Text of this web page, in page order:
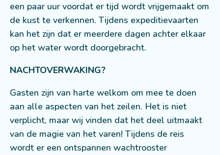
een paar uur voordat er tijd wordt vrijgemaakt om
de kust te verkennen. Tijdens expeditievaarten
kan het zijn dat er meerdere dagen achter elkaar
op het water wordt doorgebracht.
NACHTOVERWAKING?
Gasten zijn van harte welkom om mee te doen
aan alle aspecten van het zeilen. Het is niet
verplicht, maar wij vinden dat het deel uitmaakt
van de magie van het varen! Tijdens de reis
wordt er een ontspannen wachtrooster